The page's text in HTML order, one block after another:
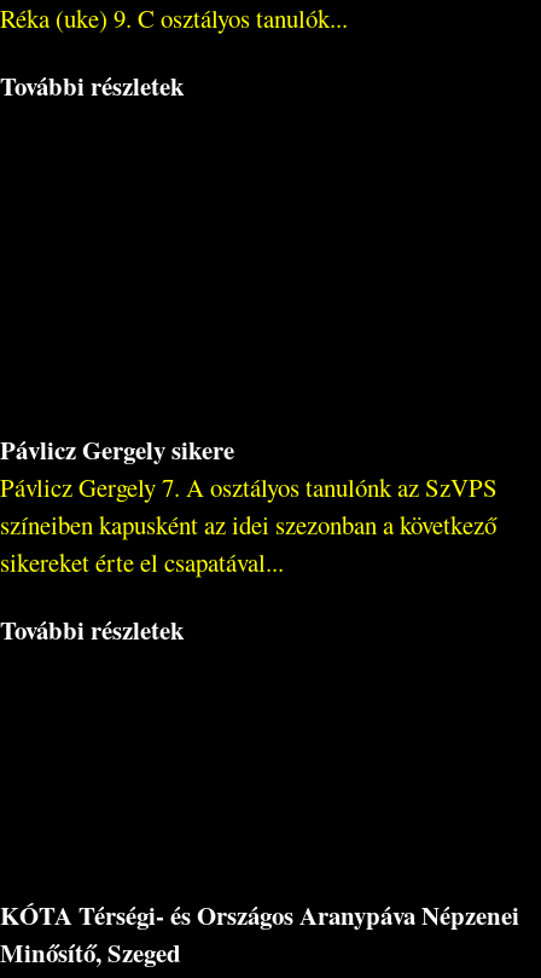
Réka (uke) 9. C osztályos tanulók...
További részletek
Pávlicz Gergely sikere
Pávlicz Gergely 7. A osztályos tanulónk az SzVPS
színeiben kapusként az idei szezonban a következő
sikereket érte el csapatával...
További részletek
KÓTA Térségi- és Országos Aranypáva Népzenei
Minősítő, Szeged